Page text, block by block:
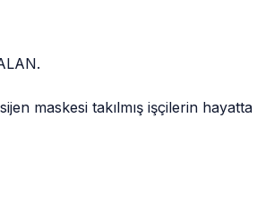
maskesi takılmış işçilerin hayatta